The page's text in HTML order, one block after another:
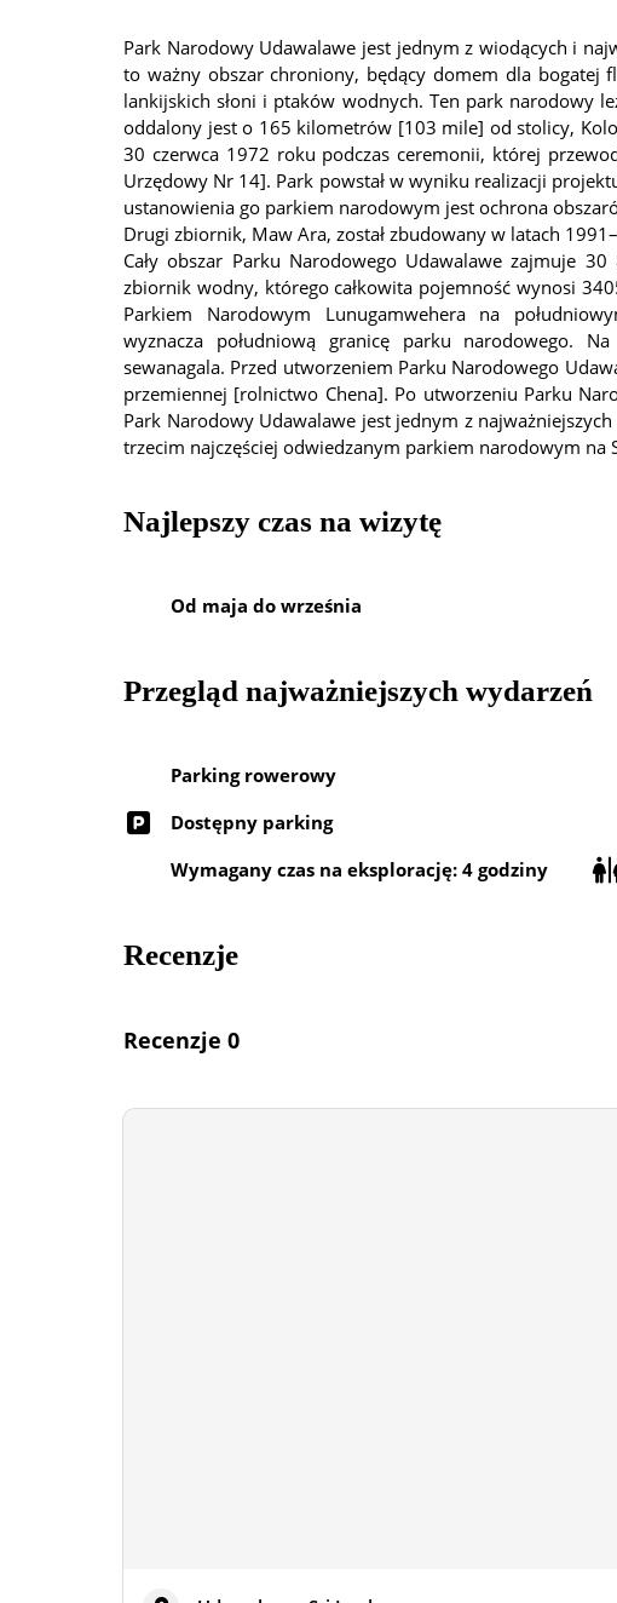
Park Narodowy Udawalawe jest jednym z wiodących i
to ważny obszar chroniony, będący domem dla
lankijskich słoni i ptaków wodnych. Ten park narodowy
oddalony jest o 165 kilometrów [103 mile] od stolicy,
30 czerwca 1972 roku podczas ceremonii, której
Urzędowy Nr 14]. Park powstał w wyniku realizacji
ustanowienia go parkiem narodowym jest ochrona
Drugi zbiornik, Maw Ara, został zbudowany w latach
Cały obszar Parku Narodowego Udawalawe zajmuje
zbiornik wodny, którego całkowita pojemność wynosi
Parkiem Narodowym Lunugamwehera na
wyznacza południową granicę parku narodowego.
sewanagala. Przed utworzeniem Parku Narodowego
przemiennej [rolnictwo Chena]. Po utworzeniu Parku
Park Narodowy Udawalawe jest jednym z
trzecim najczęściej odwiedzanym parkiem narodowym na
Najlepszy czas na wizytę
Od maja do września
Przegląd najważniejszych wydarzeń
Parking rowerowy
Dostępny parking
Wymagany czas na eksplorację: 4 godziny
Recenzje
Recenzje 0